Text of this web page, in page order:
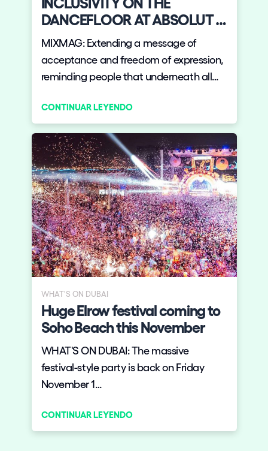
DANCEFLOOR AT ABSOLUT +
ELROW'S THE GARDENARIUM
MIXMAG: Extending a message of
acceptance and freedom of expression,
reminding people that underneath all
CONTINUAR LEYENDO
WHAT'S ON DUBAI
Huge Elrow festival coming to
Soho Beach this November
WHAT'S ON DUBAI: The massive
festival-style party is back on Friday
November 1…
CONTINUAR LEYENDO